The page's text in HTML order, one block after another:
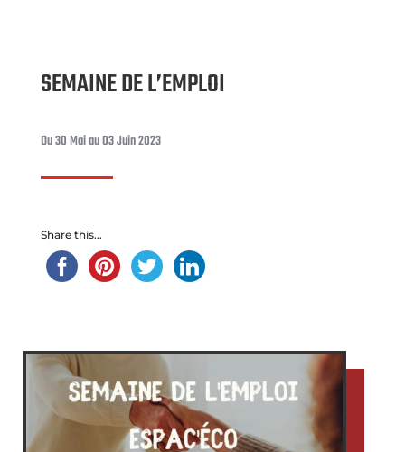
SEMAINE DE L’EMPLOI
Du 30 Mai au 03 Juin 2023
Share this...